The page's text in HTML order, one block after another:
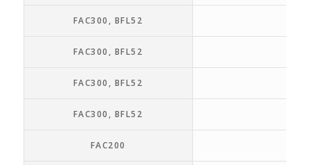
FAC300, BFL52
FAC300, BFL52
FAC300, BFL52
FAC300, BFL52
FAC200